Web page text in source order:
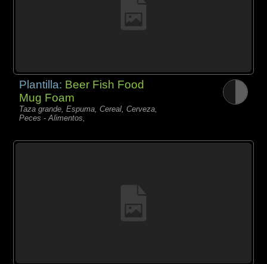
Plantilla: Beer Fish Food
Mug Foam
Taza grande, Espuma, Cereal, Cerveza,
Peces - Alimentos,